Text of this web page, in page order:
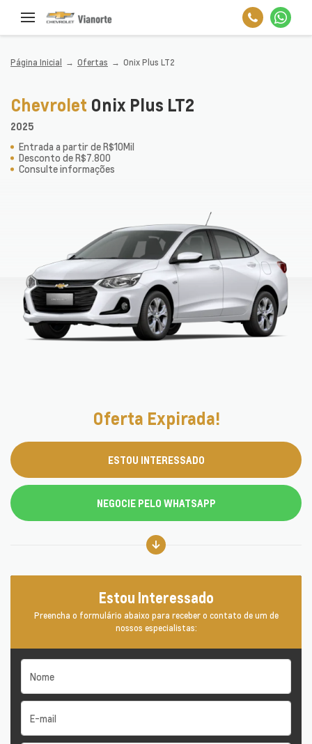
Página Inicial Ofertas Onix Plus LT2
Chevrolet Onix Plus LT2
2025
Entrada a partir de R$10Mil
Desconto de R$7.800
Consulte informações
Oferta Expirada!
ESTOU INTERESSADO
NEGOCIE PELO WHATSAPP
Estou Interessado
Preencha o formulário abaixo para receber o contato de um de
nossos especialistas: